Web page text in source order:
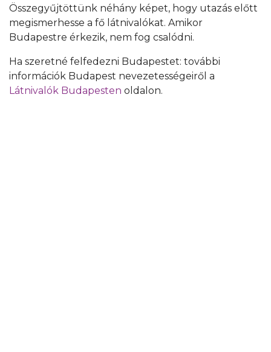
Összegyűjtöttünk néhány képet, hogy utazás előtt
megismerhesse a fő látnivalókat. Amikor
Budapestre érkezik, nem fog csalódni.
Ha szeretné felfedezni Budapestet: további
információk Budapest nevezetességeiről a
Látnivalók Budapesten oldalon.